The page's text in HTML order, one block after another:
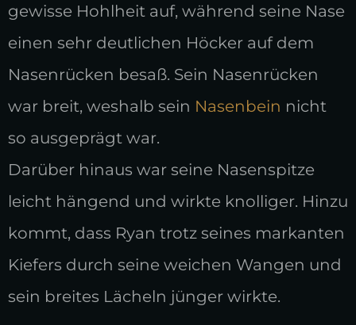
gewisse Hohlheit auf, während seine Nase
einen sehr deutlichen Höcker auf dem
Nasenrücken besaß. Sein Nasenrücken
war breit, weshalb sein Nasenbein nicht
so ausgeprägt war.
Darüber hinaus war seine Nasenspitze
leicht hängend und wirkte knolliger. Hinzu
kommt, dass Ryan trotz seines markanten
Kiefers durch seine weichen Wangen und
sein breites Lächeln jünger wirkte.